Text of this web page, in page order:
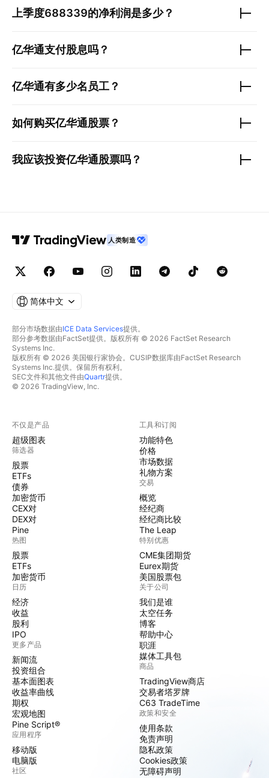
上季度688339的净利润是多少？
亿华通支付股息吗？
亿华通有多少名员工？
如何购买亿华通股票？
我应该投资亿华通股票吗？
人类制造
简体中文
部分市场数据由ICE Data Services提供。
部分参考数据由FactSet提供。版权所有 © 2026 FactSet Research
Systems Inc.
版权所有 © 2026 美国银行家协会。CUSIP数据库由FactSet Research
Systems Inc.提供。保留所有权利。
SEC文件和其他文件由Quartr提供。
© 2026 TradingView, Inc.
不仅是产品
超级图表
筛选器
股票
ETFs
债券
加密货币
CEX对
DEX对
Pine
热图
股票
ETFs
加密货币
日历
经济
收益
股利
IPO
更多产品
新闻流
投资组合
基本面图表
收益率曲线
期权
宏观地图
Pine Script®
应用程序
移动版
电脑版
社区
工具和订阅
功能特色
价格
市场数据
礼物方案
交易
概览
经纪商
经纪商比较
The Leap
特别优惠
CME集团期货
Eurex期货
美国股票包
关于公司
我们是谁
太空任务
博客
帮助中心
职涯
媒体工具包
商品
TradingView商店
交易者塔罗牌
C63 TradeTime
政策和安全
使用条款
免责声明
隐私政策
Cookies政策
无障碍声明